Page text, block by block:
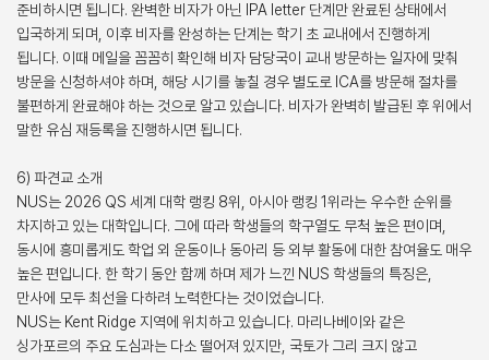
준비하시면 됩니다. 완벽한 비자가 아닌 IPA letter 단계만 완료된 상태에서
입국하게 되며, 이후 비자를 완성하는 단계는 학기 초 교내에서 진행하게
됩니다. 이때 메일을 꼼꼼히 확인해 비자 담당국이 교내 방문하는 일자에 맞춰
방문을 신청하셔야 하며, 해당 시기를 놓칠 경우 별도로 ICA를 방문해 절차를
불편하게 완료해야 하는 것으로 알고 있습니다. 비자가 완벽히 발급된 후 위에서
말한 유심 재등록을 진행하시면 됩니다.
6) 파견교 소개
NUS는 2026 QS 세계 대학 랭킹 8위, 아시아 랭킹 1위라는 우수한 순위를
차지하고 있는 대학입니다. 그에 따라 학생들의 학구열도 무척 높은 편이며,
동시에 흥미롭게도 학업 외 운동이나 동아리 등 외부 활동에 대한 참여율도 매우
높은 편입니다. 한 학기 동안 함께 하며 제가 느낀 NUS 학생들의 특징은,
만사에 모두 최선을 다하려 노력한다는 것이었습니다.
NUS는 Kent Ridge 지역에 위치하고 있습니다. 마리나베이와 같은
싱가포르의 주요 도심과는 다소 떨어져 있지만, 국토가 그리 크지 않고